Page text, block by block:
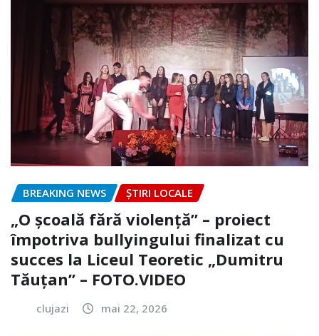
BREAKING NEWS ȘTIRI LOCALE
„O școală fără violență” – proiect
împotriva bullyingului finalizat cu
succes la Liceul Teoretic „Dumitru
Tăuțan” – FOTO.VIDEO
clujazi mai 22, 2026